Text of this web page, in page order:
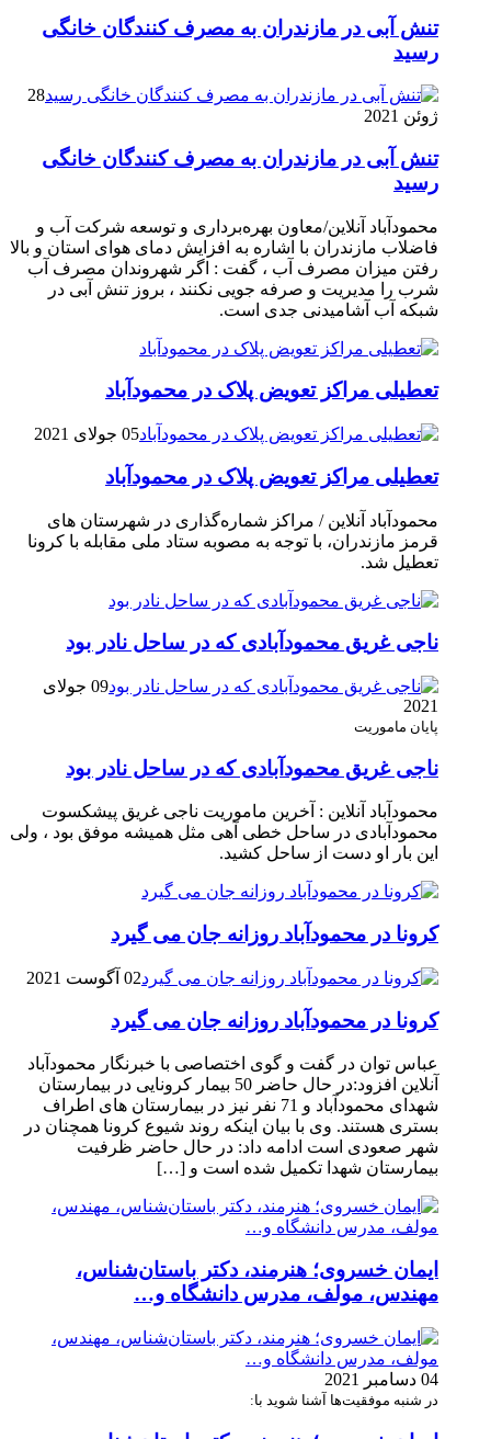
تنش آبی در مازندران به مصرف كنندگان خانگی
رسيد
28
ژوئن 2021
تنش آبی در مازندران به مصرف كنندگان خانگی
رسيد
محمودآباد آنلاین/معاون بهره‌برداری و توسعه شرکت آب و
فاضلاب مازندران با اشاره به افزایش دمای هوای استان و بالا
رفتن میزان مصرف آب ، گفت : اگر شهروندان مصرف آب
شرب را مدیریت و صرفه جویی نکنند ، بروز تنش آبی در
شبکه آب آشامیدنی جدی است.
تعطیلی مراکز تعویض پلاک در محمودآباد
05 جولای 2021
تعطیلی مراکز تعویض پلاک در محمودآباد
محمودآباد آنلاین / مراکز شماره‌گذاری در شهر‌ستان های
قرمز مازندران، با توجه به مصوبه ستاد ملی مقابله با کرونا
تعطیل شد.
ناجی غریق محمودآبادی که در ساحل نادر بود
09 جولای
2021
پایان ماموریت
ناجی غریق محمودآبادی که در ساحل نادر بود
محمودآباد آنلاین : آخرین ماموریت ناجی غریق پیشکسوت
محمودآبادی در ساحل خطی آهی مثل همیشه موفق بود ، ولی
این بار او دست از ساحل کشید.
کرونا در محمودآباد روزانه جان می گیرد
02 آگوست 2021
کرونا در محمودآباد روزانه جان می گیرد
عباس توان در گفت و گوی اختصاصی با خبرنگار محمودآباد
آنلاین افزود:در حال حاضر 50 بیمار کرونایی در بیمارستان
شهدای محمودآباد و 71 نفر نیز در بیمارستان های اطراف
بستری هستند. وی با بیان اینکه روند شیوع کرونا همچنان در
شهر صعودی است ادامه داد: در حال حاضر ظرفیت
بیمارستان شهدا تکمیل شده است و […]
ایمان خسروی؛ هنرمند، دکتر باستان‌شناس،
مهندس، مولف، مدرس دانشگاه و…
04 دسامبر 2021
در شنبه موفقیت‌ها آشنا شوید با: